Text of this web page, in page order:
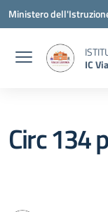
Vai ai contenuti
Vai al menu di
Vai al footer
Ministero
IC
Circ 134